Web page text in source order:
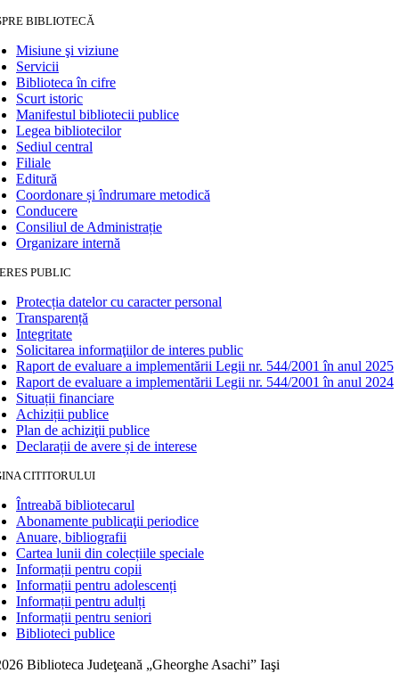
BIBLIOTECĂ
Misiune şi viziune
Servicii
Biblioteca în cifre
Scurt istoric
Manifestul bibliotecii publice
Legea bibliotecilor
Sediul central
Filiale
Editură
Coordonare și îndrumare metodică
Conducere
Consiliul de Administrație
Organizare internă
PUBLIC
Protecția datelor cu caracter personal
Transparență
Integritate
Solicitarea informaţiilor de interes public
Raport de evaluare a implementării Legii nr. 544/2001 în anul 2025
Raport de evaluare a implementării Legii nr. 544/2001 în anul 2024
Situații financiare
Achiziții publice
Plan de achiziţii publice
Declarații de avere și de interese
CITITORULUI
Întreabă bibliotecarul
Abonamente publicaţii periodice
Anuare, bibliografii
Cartea lunii din colecțiile speciale
Informații pentru copii
Informații pentru adolescenți
Informații pentru adulți
Informații pentru seniori
Biblioteci publice
Biblioteca Judeţeană „Gheorghe Asachi” Iaşi